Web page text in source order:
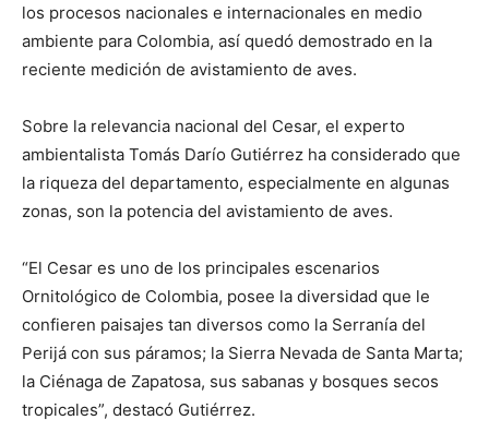
los procesos nacionales e internacionales en medio
ambiente para Colombia, así quedó demostrado en la
reciente medición de avistamiento de aves.
Sobre la relevancia nacional del Cesar, el experto
ambientalista Tomás Darío Gutiérrez ha considerado que
la riqueza del departamento, especialmente en algunas
zonas, son la potencia del avistamiento de aves.
“El Cesar es uno de los principales escenarios
Ornitológico de Colombia, posee la diversidad que le
confieren paisajes tan diversos como la Serranía del
Perijá con sus páramos; la Sierra Nevada de Santa Marta;
la Ciénaga de Zapatosa, sus sabanas y bosques secos
tropicales”, destacó Gutiérrez.